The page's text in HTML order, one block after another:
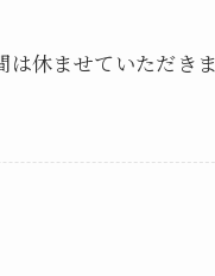
休ませていただき